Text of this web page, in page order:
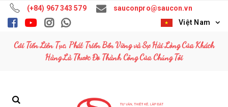
(+84) 967 343 579
sauconpro@saucon.vn
Việt Nam
Cải Tiến Liên Tục, Phát Triển Bền Vững và Sự Hài Lòng Của Khách
Hàng Là Thước Đo Thành Công Của Chúng Tôi
TOP WAVE
Liên hệ: (+84)
967 343 579
TOP WAVE
Liên hệ: (+84)
967 343 579
967 343 579